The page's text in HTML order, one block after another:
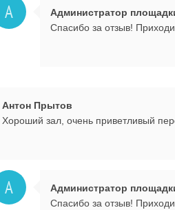
А Администратор
Спасибо за отзыв!
Антон Прытов
Хороший зал, очень приветливый
А Администратор
Спасибо за отзыв!